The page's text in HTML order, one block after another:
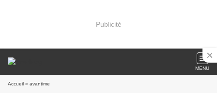
Publicité
MENU
Accueil » avantime